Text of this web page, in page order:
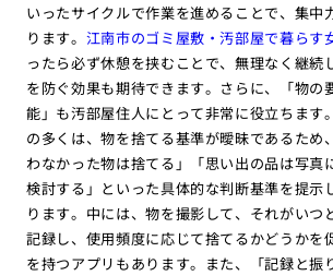
いったサイクルで作業を進めることで、集中
ります。 江南市のゴミ屋敷・汚部屋で暮らす
ったら必ず休憩を挟むことで、無理なく継続
を防ぐ効果も期待できます。さらに、「物の
能」も汚部屋住人にとって非常に役立ちます
の多くは、物を捨てる基準が曖昧であるため
わなかった物は捨てる」「思い出の品は写真
検討する」といった具体的な判断基準を提示
ります。中には、物を撮影して、それがいつ
記録し、使用頻度に応じて捨てるかどうかを
を持つアプリもあります。また、「記録と振